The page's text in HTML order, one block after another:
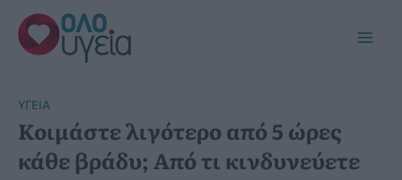
Μετάβαση
στο
περιεχόμενο
YΓΕΊΑ
Κοιμάστε λιγότερο από 5 ώρες
κάθε βράδυ; Από τι κινδυνεύετε